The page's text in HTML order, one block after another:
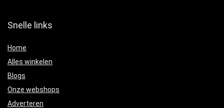
Snelle links
Home
Alles winkelen
Blogs
Onze webshops
Adverteren